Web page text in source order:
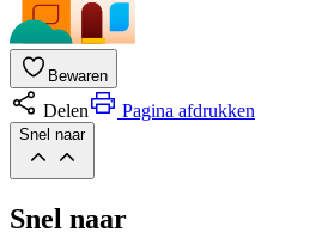
Bewaren
Delen Pagina afdrukken
Snel naar
Snel naar